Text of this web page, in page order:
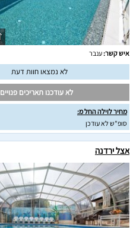
איש קשר:ענבר
לא נמצאו חוות דעת
לא עודכנו תאריכים פנויים
מחיר לוילה החל מ:
סופ"ש לא עודכן
אצל ירדנה